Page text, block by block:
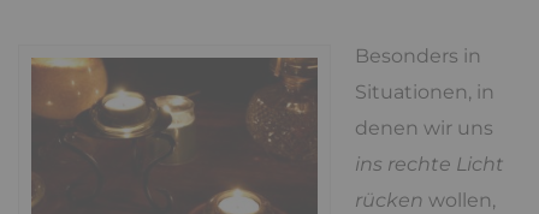
Besonders in
Situationen, in
denen wir uns
ins rechte Licht
rücken wollen,